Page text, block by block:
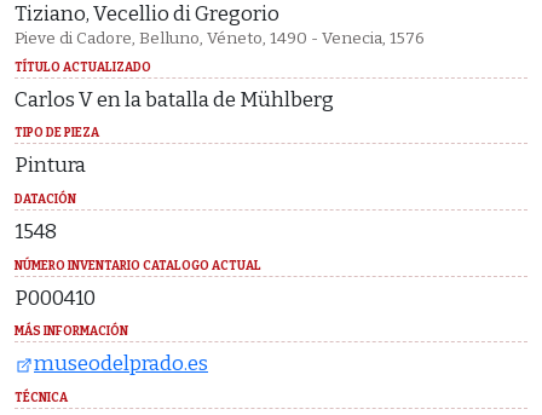
Tiziano, Vecellio di Gregorio
Pieve di Cadore, Belluno, Véneto, 1490 - Venecia, 1576
TÍTULO ACTUALIZADO
Carlos V en la batalla de Mühlberg
TIPO DE PIEZA
Pintura
DATACIÓN
1548
NÚMERO INVENTARIO CATALOGO ACTUAL
P000410
MÁS INFORMACIÓN
museodelprado.es
TÉCNICA